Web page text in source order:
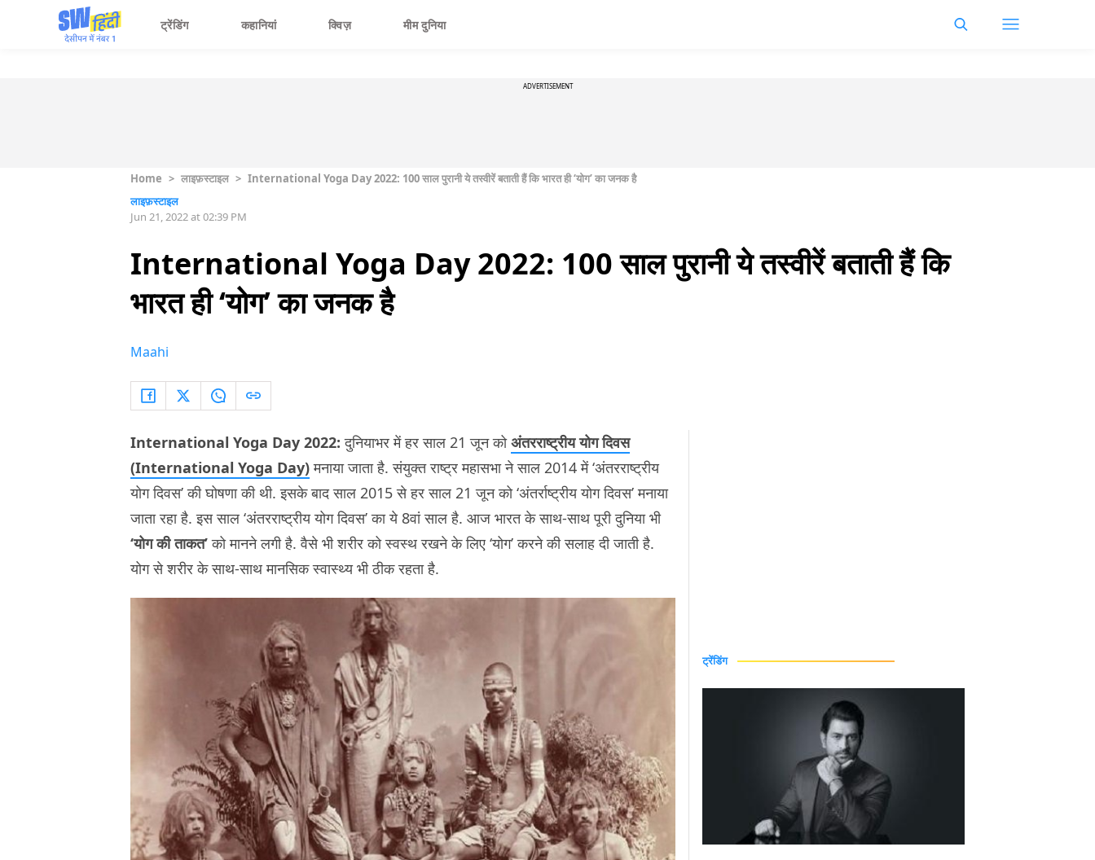
ट्रेंडिंग कहानियां क्विज़ मीम दुनिया
ADVERTISEMENT
Home > लाइफ़स्टाइल > International Yoga Day 2022: 100 साल पुरानी ये तस्वीरें बताती हैं कि भारत ही ‘योग’ का जनक है
लाइफ़स्टाइल
Jun 21, 2022 at 02:39 PM
International Yoga Day 2022: 100 साल पुरानी ये तस्वीरें बताती हैं कि
भारत ही ‘योग’ का जनक है
Maahi
International Yoga Day 2022: दुनियाभर में हर साल 21 जून कोअंतरराष्ट्रीय योग दिवस
(International Yoga Day)मनाया जाता है. संयुक्त राष्ट्र महासभा ने साल 2014 में ‘अंतरराष्ट्रीय
योग दिवस’ की घोषणा की थी. इसके बाद साल 2015 से हर साल 21 जून को ‘अंतर्राष्ट्रीय योग दिवस’ मनाया
जाता रहा है. इस साल ‘अंतरराष्ट्रीय योग दिवस’ का ये 8वां साल है. आज भारत के साथ-साथ पूरी दुनिया भी
‘योग की ताकत’को मानने लगी है. वैसे भी शरीर को स्वस्थ रखने के लिए ‘योग’ करने की सलाह दी जाती है.
योग से शरीर के साथ-साथ मानसिक स्वास्थ्य भी ठीक रहता है.
ट्रेंडिंग